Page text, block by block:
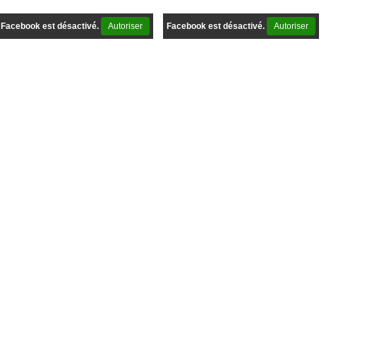
Facebook est désactivé. Autoriser Facebook est désactivé. Autoriser